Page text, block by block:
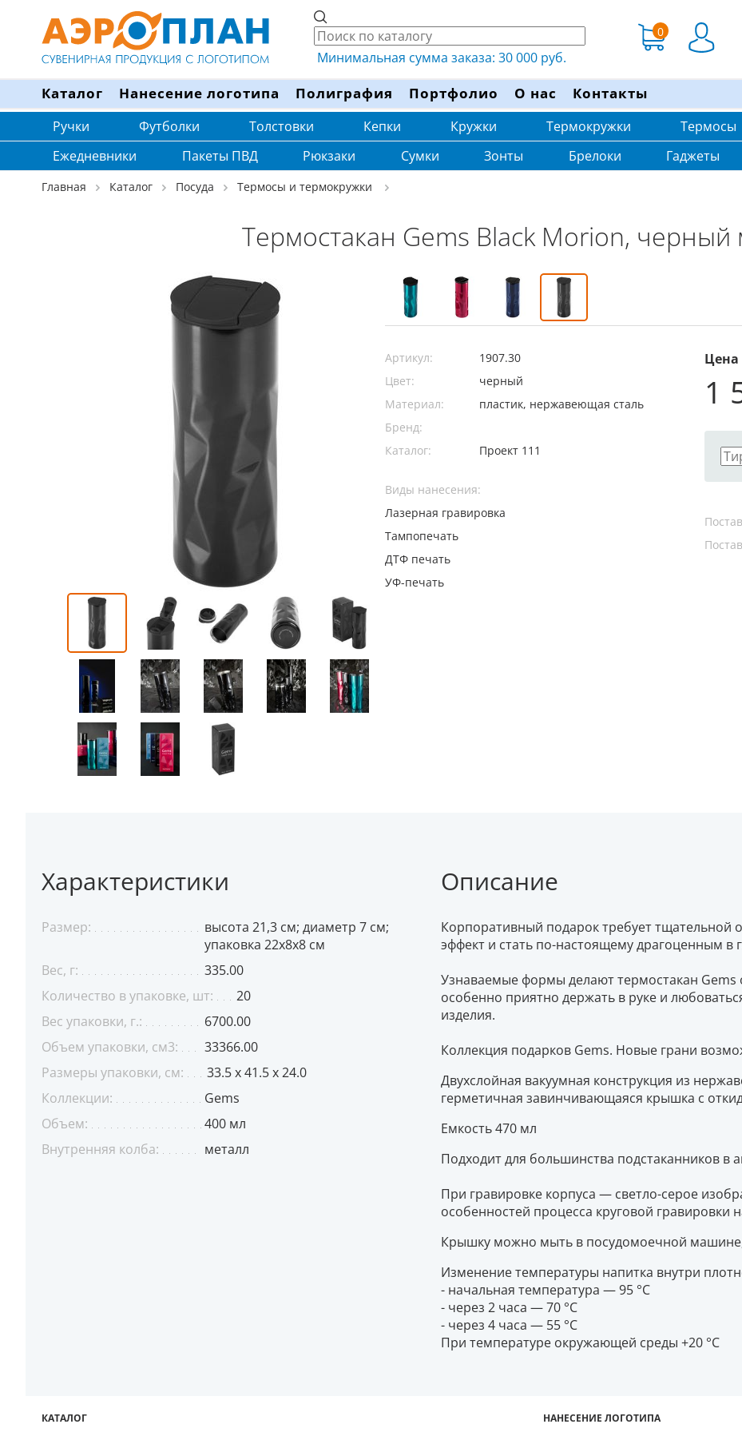
Минимальная сумма заказа: 30 000 руб.
0
Каталог Нанесение логотипа Полиграфия Портфолио О нас Контакты
Ручки Футболки Толстовки Кепки Кружки Термокружки Термосы
Ежедневники
Пакеты ПВД Рюкзаки Сумки Зонты Брелоки Гаджеты
Главная Каталог Посуда Термосы и термокружки
Термостакан Gems Black Morion,
Цена
1
Артикул:
1907.30
Цвет:
черный
Материал:
пластик, нержавеющая сталь
Бренд:
Каталог:
Проект 111
Виды нанесения:
Лазерная гравировка
Тампопечать
ДТФ печать
УФ-печать
Описание
Корпоративный подарок требует тщательной
эффект и стать по-настоящему драгоценным в
Узнаваемые формы делают термостакан
особенно приятно держать в руке и
изделия.
Коллекция подарков Gems. Новые грани
Двухслойная вакуумная конструкция из
герметичная завинчивающаяся крышка с
Емкость 470 мл
Подходит для большинства подстаканников в
При гравировке корпуса — светло-серое
особенностей процесса круговой гравировки
Крышку можно мыть в посудомоечной
Изменение температуры напитка внутри
- начальная температура — 95 °С
- через 2 часа — 70 °С
- через 4 часа — 55 °С
При температуре окружающей среды +20 °С
Характеристики
Размер:
высота 21,3 см; диаметр 7 см;
упаковка 22х8х8 см
Вес, г:
335.00
Количество в упаковке, шт:
20
Вес упаковки, г.:
6700.00
Объем упаковки, см3:
33366.00
Размеры упаковки, см:
33.5 x 41.5 x 24.0
Коллекции:
Gems
Объем:
400 мл
Внутренняя колба:
металл
КАТАЛОГ
НАНЕСЕНИЕ ЛОГОТИПА